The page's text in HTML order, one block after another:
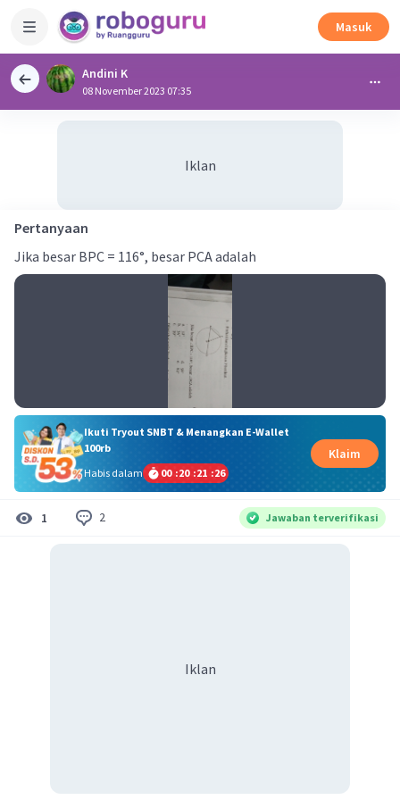
Masuk
Andini K
08 November 2023 07:35
Iklan
Pertanyaan
Jika besar BPC = 116°, besar PCA adalah
Ikuti Tryout SNBT & Menangkan E-Wallet
100rb
Habis dalam
00 :20 :21 :25
Klaim
1 2 Jawaban terverifikasi
Iklan